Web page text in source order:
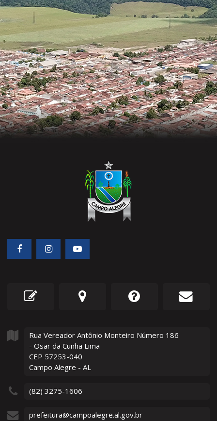
Rua Vereador Antônio Monteiro Número 186
- Osar da Cunha Lima
CEP 57253-040
Campo Alegre - AL
(82) 3275-1606
prefeitura@campoalegre.al.gov.br